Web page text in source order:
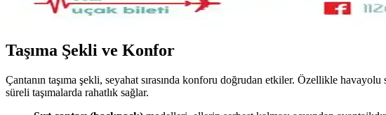
Seyahatlerde 22.5L sırt çantası ve kişisel eşya kombinasyonu ile tek 28-30L sırt
Taşıma Şekli ve Konfor
Çantanın taşıma şekli, seyahat sırasında konforu doğrudan etkiler. Özellikle
süreli taşımalarda rahatlık sağlar.